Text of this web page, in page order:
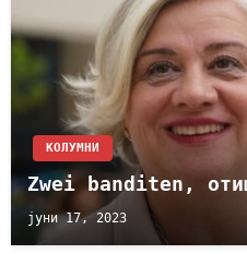
KОЛУМНИ
Zwei banditen,
јуни 17, 2023